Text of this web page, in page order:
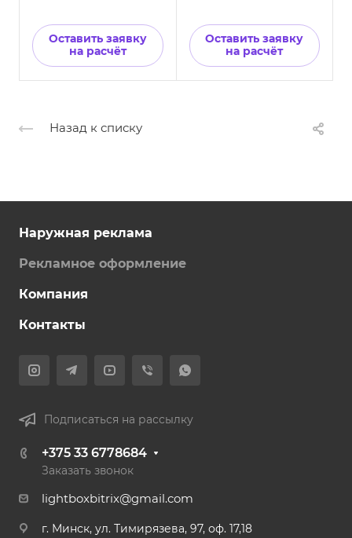
Оставить заявку
на расчёт
Оставить заявку
на расчёт
Назад к списку
Наружная реклама
Рекламное оформление
Компания
Контакты
Подписаться на рассылку
+375 33 6778684
Заказать звонок
lightboxbitrix@gmail.com
г. Минск, ул. Тимирязева, 97, оф. 17,18